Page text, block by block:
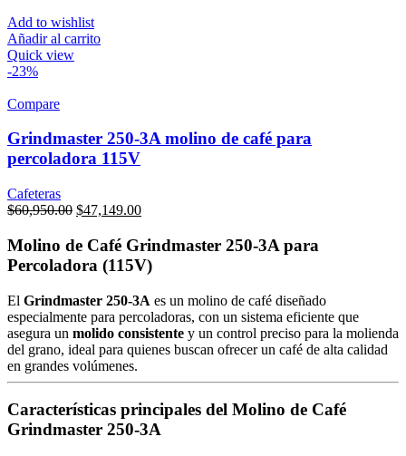
Add to wishlist
Añadir al carrito
Quick view
-23%
Compare
Grindmaster 250-3A molino de café para
percoladora 115V
Cafeteras
$60,950.00 Original
was:
$60,950.00.
$47,149.00Current
is:
$47,149.00.
Molino de Café Grindmaster 250-3A para
Percoladora (115V)
El Grindmaster 250-3A es un molino de café diseñado
especialmente para percoladoras, con un sistema eficiente que
asegura un molido consistente y un control preciso para la molienda
del grano, ideal para quienes buscan ofrecer un café de alta calidad
en grandes volúmenes.
Características principales del Molino de Café
Grindmaster 250-3A